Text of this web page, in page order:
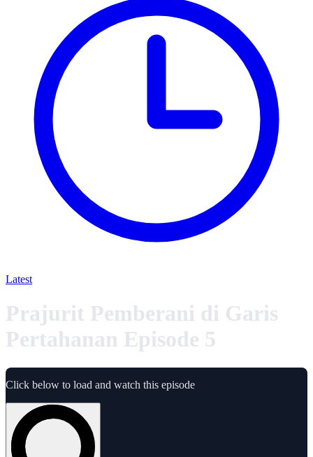
Latest
Prajurit Pemberani di Garis
Pertahanan Episode 5
Click below to load and watch this episode